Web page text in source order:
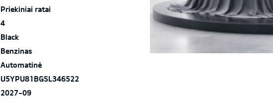
Priekiniai ratai
4
Black
Benzinas
Automatinė
U5YPU81BGSL346522
2027-09